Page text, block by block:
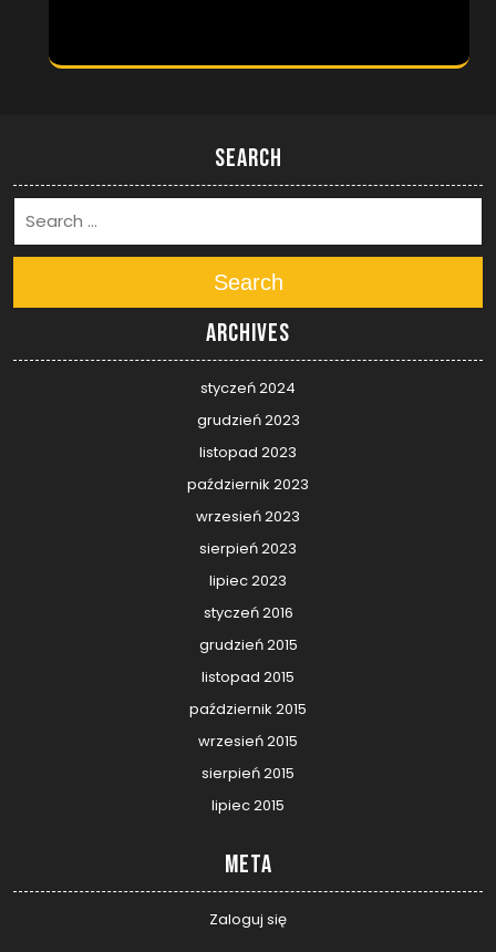
Search
Search
Archives
styczeń 2024
grudzień 2023
listopad 2023
październik 2023
wrzesień 2023
sierpień 2023
lipiec 2023
styczeń 2016
grudzień 2015
listopad 2015
październik 2015
wrzesień 2015
sierpień 2015
lipiec 2015
Meta
Zaloguj się